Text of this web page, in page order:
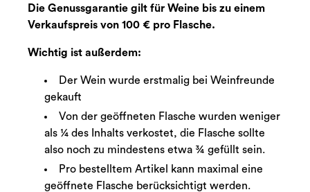
Die Genussgarantie gilt für Weine bis zu einem
Verkaufspreis von 100 € pro Flasche.
Wichtig ist außerdem:
Der Wein wurde erstmalig bei Weinfreunde
gekauft
Von der geöffneten Flasche wurden weniger
als ¼ des Inhalts verkostet, die Flasche sollte
also noch zu mindestens etwa ¾ gefüllt sein.
Pro bestelltem Artikel kann maximal eine
geöffnete Flasche berücksichtigt werden.